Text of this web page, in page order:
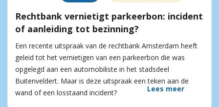
Rechtbank vernietigt parkeerbon: incident
of aanleiding tot bezinning?
Een recente uitspraak van de rechtbank Amsterdam heeft
geleid tot het vernietigen van een parkeerbon die was
opgelegd aan een automobiliste in het stadsdeel
Buitenveldert. Maar is deze uitspraak een teken aan de
wand of een losstaand incident?
Lees meer